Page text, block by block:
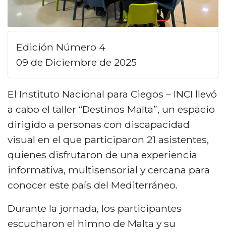
Edición Número 4
09 de Diciembre de 2025
El Instituto Nacional para Ciegos – INCI llevó
a cabo el taller “Destinos Malta”, un espacio
dirigido a personas con discapacidad
visual en el que participaron 21 asistentes,
quienes disfrutaron de una experiencia
informativa, multisensorial y cercana para
conocer este país del Mediterráneo.
Durante la jornada, los participantes
escucharon el himno de Malta y su